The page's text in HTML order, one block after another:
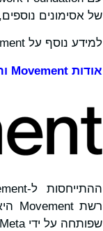
של אסימונים
למידע נוסף על Movement, אנא בקרו בכתובת:
אודות Movement